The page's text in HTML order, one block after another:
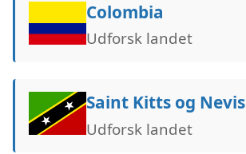
Colombia
Udforsk landet
Saint Kitts og Nevis
Udforsk landet